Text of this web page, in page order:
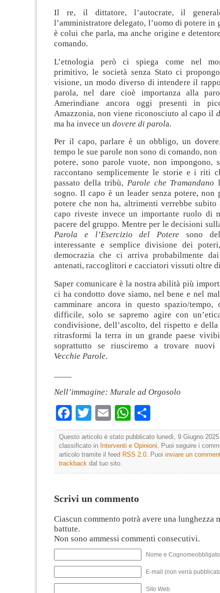
Il re, il dittatore, l’autocrate, il
l’amministratore delegato, l’uomo di potere in
è colui che parla, ma anche origine e
comando.
L’etnologia però ci spiega come nel
primitivo, le società senza Stato ci
visione, un modo diverso di intendere il
parola, nel dare cioè importanza alla
Amerindiane ancora oggi presenti in
Amazzonia, non viene riconosciuto al capo il
ma ha invece un dovere di parola.
Per il capo, parlare è un obbligo, un
tempo le sue parole non sono di comando,
potere, sono parole vuote, non impongono,
raccontano semplicemente le storie e i riti
passato della tribù, Parole che Tramandano
sogno. Il capo è un leader senza potere, non
potere che non ha, altrimenti verrebbe subito
capo riveste invece un importante ruolo di
pacere del gruppo. Mentre per le decisioni
Parola e l’Esercizio del Potere sono
interessante e semplice divisione dei
democrazia che ci arriva probabilmente
antenati, raccoglitori e cacciatori vissuti oltre
Saper comunicare è la nostra abilità più
ci ha condotto dove siamo, nel bene e nel
camminare ancora in questo spazio/tempo,
difficile, solo se sapremo agire con
condivisione, dell’ascolto, del rispetto e
ritrasformi la terra in un grande paese
soprattutto se riusciremo a trovare
Vecchie Parole.
Nell’immagine: Murale ad Orgosolo
Facebook
TwitterEmailWhatsApp
Questo articolo è stato pubblicato lunedì, 9 Giugno
classificato in Interventi e Opinioni . Puoi seguire i
articolo tramite il feed RSS 2.0 . Puoi inviare un
trackback dal tuo sito.
Scrivi un commento
Ciascun commento potrà avere una lunghezza
battute.
Non sono ammessi commenti consecutivi.
Nome e
E-mail (non verrà
Sito Web